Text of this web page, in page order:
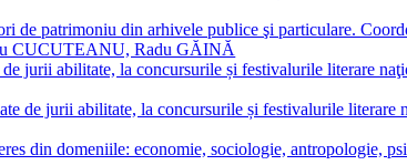
de patrimoniu din arhivele publice şi particulare.
CUCUTEANU, Radu GĂINĂ
jurii abilitate, la concursurile și festivalurile literare
de jurii abilitate, la concursurile și festivalurile literare
din domeniile: economie, sociologie, antropologie,